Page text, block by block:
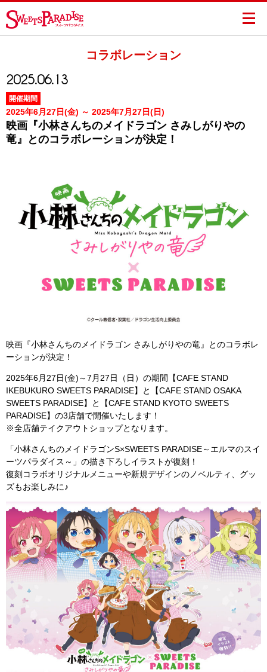
コラボレーション
2025.06.13
開催期間
2025年6月27日(金) ～ 2025年7月27日(日)
映画『小林さんちのメイドラゴン さみしがりやの
竜』とのコラボレーションが決定！
映画『小林さんちのメイドラゴン さみしがりやの竜』とのコラボレ
ーションが決定！
2025年6月27日(金)～7月27日（日）の期間【CAFE STAND
IKEBUKURO SWEETS PARADISE】と【CAFE STAND OSAKA
SWEETS PARADISE】と【CAFE STAND KYOTO SWEETS
PARADISE】の3店舗で開催いたします！
※全店舗テイクアウトショップとなります。
「小林さんちのメイドラゴンS×SWEETS PARADISE～エルマのスイ
ーツパラダイス～」の描き下ろしイラストが復刻！
復刻コラボオリジナルメニューや新規デザインのノベルティ、グッ
ズもお楽しみに♪